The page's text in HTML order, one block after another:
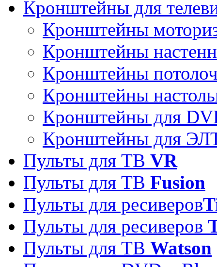
Кронштейны для
Кронштейны
Кронштейны
Кронштейны
Кронштейны
Кронштейны для
Кронштейны для
Пульты для ТВ VR
Пульты для ТВ Fusion
Пульты для ресиверов
Пульты для ресиверов
Пульты для ТВ Watson